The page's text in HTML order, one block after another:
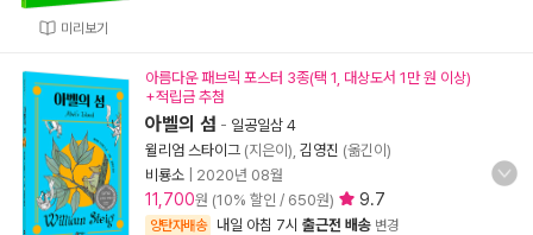
미리보기
아름다운 패브릭 포스터 3종(택 1, 대상도서 1만 원 이상)
+적립금 추첨
아벨의 섬 - 일공일삼 4
윌리엄 스타이그 (지은이), 김영진 (옮긴이)
비룡소
2020년 08월
11,700원 (10% 할인 / 650원) 9.7
양탄자배송 내일 아침 7시 출근전 배송 변경